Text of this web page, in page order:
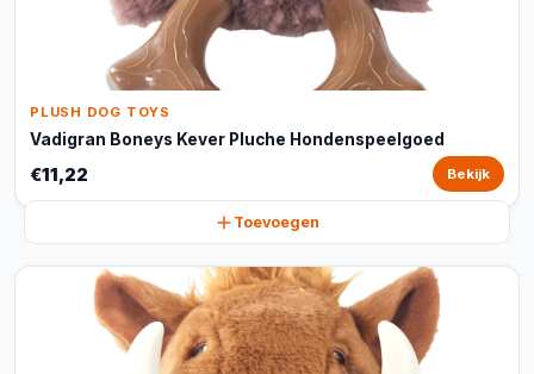
PLUSH DOG TOYS
Vadigran Boneys Kever Pluche Hondenspeelgoed
€11,22 Bekijk
Toevoegen